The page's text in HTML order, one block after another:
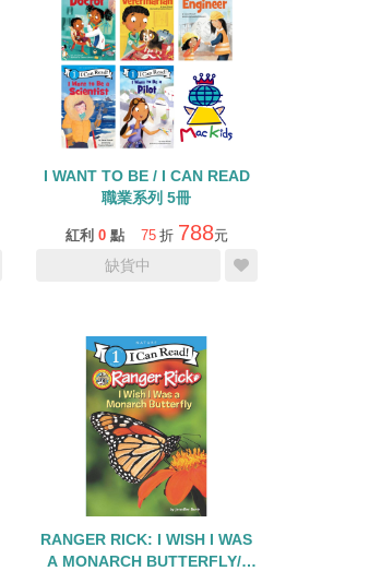
I WANT TO BE / I CAN READ
職業系列 5冊
紅利 0 點 75 折 788元
缺貨中
RANGER RICK: I WISH I WAS
A MONARCH BUTTERFLY/I